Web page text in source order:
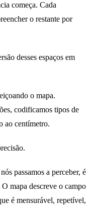
começa. Cada
o restante por
desses espaços em
o mapa.
codificamos tipos de
ao centímetro.
passamos a perceber, é
mapa descreve o campo
é mensurável, repetível,